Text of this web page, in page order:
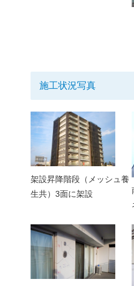
施工状況写真
架設昇降階段（メッシュ養
生共）3面に架設